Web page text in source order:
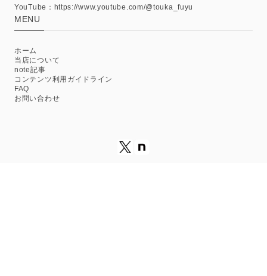
YouTube：https://www.youtube.com/@touka_fuyu
MENU
ホーム
当店について
note記事
コンテンツ利用ガイドライン
FAQ
お問い合わせ